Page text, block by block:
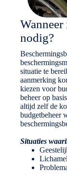
nodig?
situatie te
aanmerking
kiezen voor
beheer op
altijd zelf de
budgetbeheer
Situaties